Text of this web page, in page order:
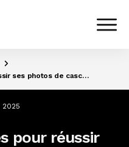
10 conseils simples pour réussir ses photos de cascade
pour réussir